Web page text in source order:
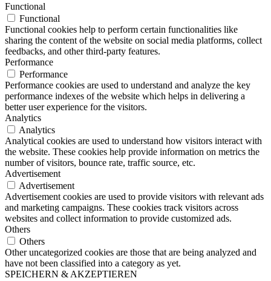
Functional
Functional
Functional cookies help to perform certain functionalities like
sharing the content of the website on social media platforms, collect
feedbacks, and other third-party features.
Performance
Performance
Performance cookies are used to understand and analyze the key
performance indexes of the website which helps in delivering a
better user experience for the visitors.
Analytics
Analytics
Analytical cookies are used to understand how visitors interact with
the website. These cookies help provide information on metrics the
number of visitors, bounce rate, traffic source, etc.
Advertisement
Advertisement
Advertisement cookies are used to provide visitors with relevant ads
and marketing campaigns. These cookies track visitors across
websites and collect information to provide customized ads.
Others
Others
Other uncategorized cookies are those that are being analyzed and
have not been classified into a category as yet.
SPEICHERN & AKZEPTIEREN